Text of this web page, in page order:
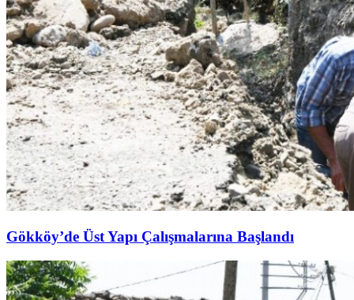
Gökköy’de Üst Yapı Çalışmalarına Başlandı